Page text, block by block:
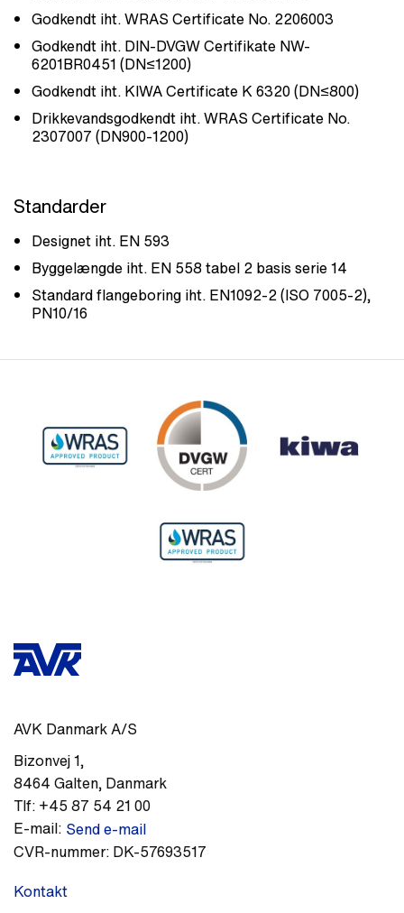
Godkendt iht. WRAS Certificate No. 2206003
Godkendt iht. DIN-DVGW Certifikate NW-
6201BR0451 (DN≤1200)
Godkendt iht. KIWA Certificate K 6320 (DN≤800)
Drikkevandsgodkendt iht. WRAS Certificate No.
2307007 (DN900-1200)
Standarder
Designet iht. EN 593
Byggelængde iht. EN 558 tabel 2 basis serie 14
Standard flangeboring iht. EN1092-2 (ISO 7005-2),
PN10/16
AVK Danmark A/S
Bizonvej 1,
8464 Galten, Danmark
Tlf: +45 87 54 21 00
E-mail: Send e-mail
CVR-nummer: DK-57693517
Kontakt